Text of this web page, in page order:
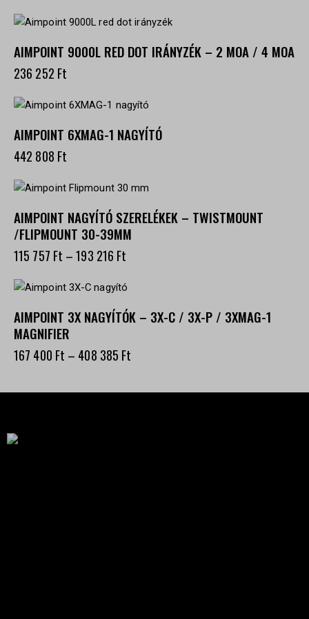
AIMPOINT 9000L RED DOT IRÁNYZÉK – 2 MOA / 4 MOA
236 252 Ft
AIMPOINT 6XMAG-1 NAGYÍTÓ
442 808 Ft
AIMPOINT NAGYÍTÓ SZERELÉKEK – TWISTMOUNT
/FLIPMOUNT 30-39MM
115 757 Ft – 193 216 Ft
AIMPOINT 3X NAGYÍTÓK – 3X-C / 3X-P / 3XMAG-1
MAGNIFIER
167 400 Ft – 408 385 Ft